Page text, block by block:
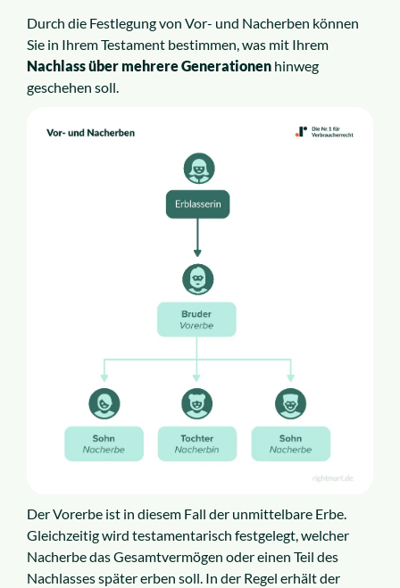
Durch die Festlegung von Vor- und Nacherben können
Sie in Ihrem Testament bestimmen, was mit Ihrem
Nachlass über mehrere Generationen hinweg
geschehen soll.
Der Vorerbe ist in diesem Fall der unmittelbare Erbe.
Gleichzeitig wird testamentarisch festgelegt, welcher
Nacherbe das Gesamtvermögen oder einen Teil des
Nachlasses später erben soll. In der Regel erhält der